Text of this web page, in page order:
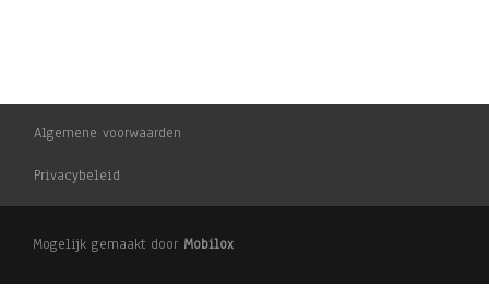
Algemene voorwaarden
Privacybeleid
Mogelijk gemaakt door Mobilox